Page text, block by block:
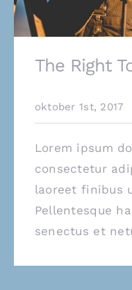
The Right
oktober 1st, 2017
Lorem ipsum
consectetur
laoreet finibus
Pellentesque
senectus et